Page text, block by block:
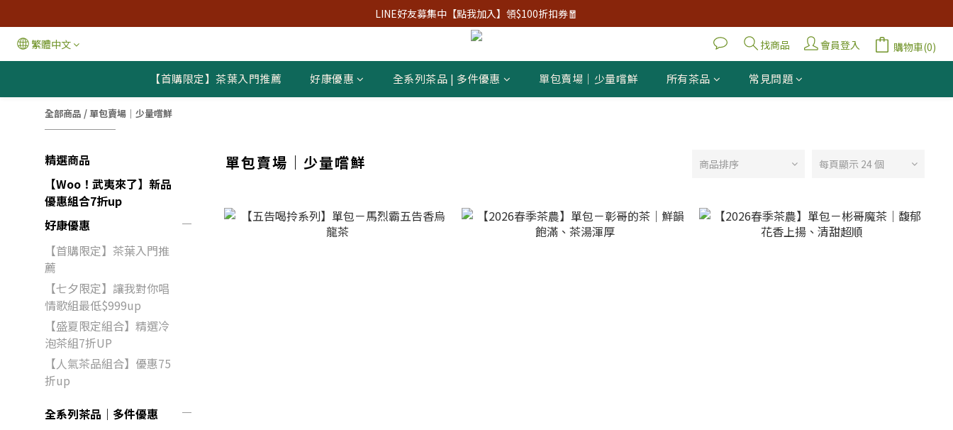
LINE好友募集中【點我加入】領$100折扣券🧧
繁體中文 找商品 會員登入 購物車(0)
【首購限定】茶葉入門推薦 好康優惠 全系列茶品 | 多件優惠 單包賣場｜少量嚐鮮 所有茶品 常見問題
全部商品 /單包賣場｜少量嚐鮮
精選商品
【Woo！武夷來了】新品
優惠組合7折up
好康優惠
【首購限定】茶葉入門推
薦
【七夕限定】讓我對你唱
情歌組最低$999up
【盛夏限定組合】精選冷
泡茶組7折UP
【人氣茶品組合】優惠75
折up
全系列茶品｜多件優惠
單包賣場｜少量嚐鮮 商品排序 每頁顯示 24 個